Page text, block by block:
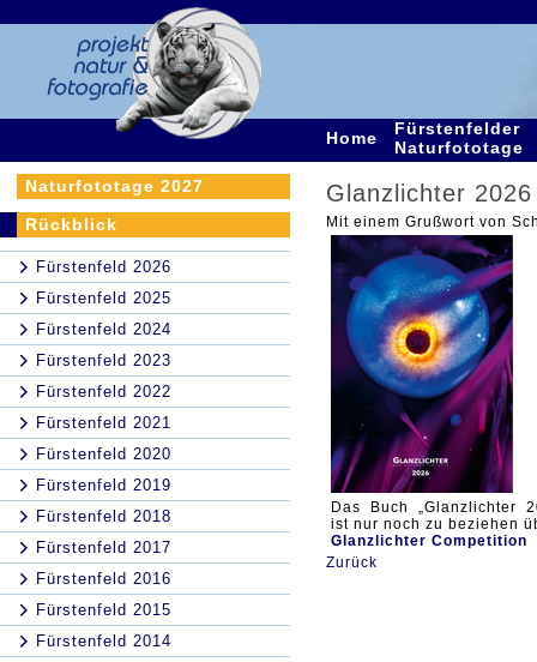
Home
Fürstenfelder
Naturfototage
Naturfototage 2027
Rückblick
Fürstenfeld 2026
Fürstenfeld 2025
Fürstenfeld 2024
Fürstenfeld 2023
Fürstenfeld 2022
Fürstenfeld 2021
Fürstenfeld 2020
Fürstenfeld 2019
Fürstenfeld 2018
Fürstenfeld 2017
Fürstenfeld 2016
Fürstenfeld 2015
Fürstenfeld 2014
Glanzlichter 2026
Mit einem Grußwort von
Das Buch „Glanzlichter
ist nur noch zu beziehen
Glanzlichter Competition
Zurück